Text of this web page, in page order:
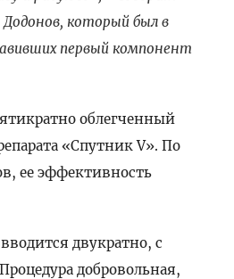
который был в
первый компонент
облегченный
«Спутник V». По
ее эффективность
двукратно, с
добровольная,